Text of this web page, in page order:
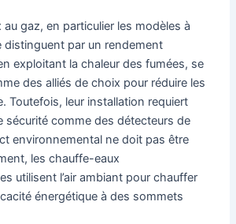
gaz, en particulier les modèles à
distinguent par un rendement
exploitant la chaleur des fumées, se
des alliés de choix pour réduire les
Toutefois, leur installation requiert
sécurité comme des détecteurs de
environnemental ne doit pas être
les chauffe-eaux
utilisent l’air ambiant pour chauffer
énergétique à des sommets